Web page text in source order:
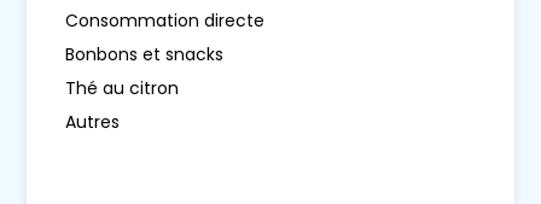
Consommation directe
Bonbons et snacks
Thé au citron
Autres